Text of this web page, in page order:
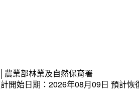
農業部林業及自然保育署
開始日期：2026年08月09日 預計